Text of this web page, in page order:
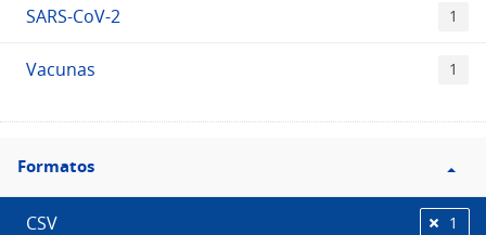
SARS-CoV-2 1
Vacunas 1
Filtro
Formatos
Formatos
CSV 1